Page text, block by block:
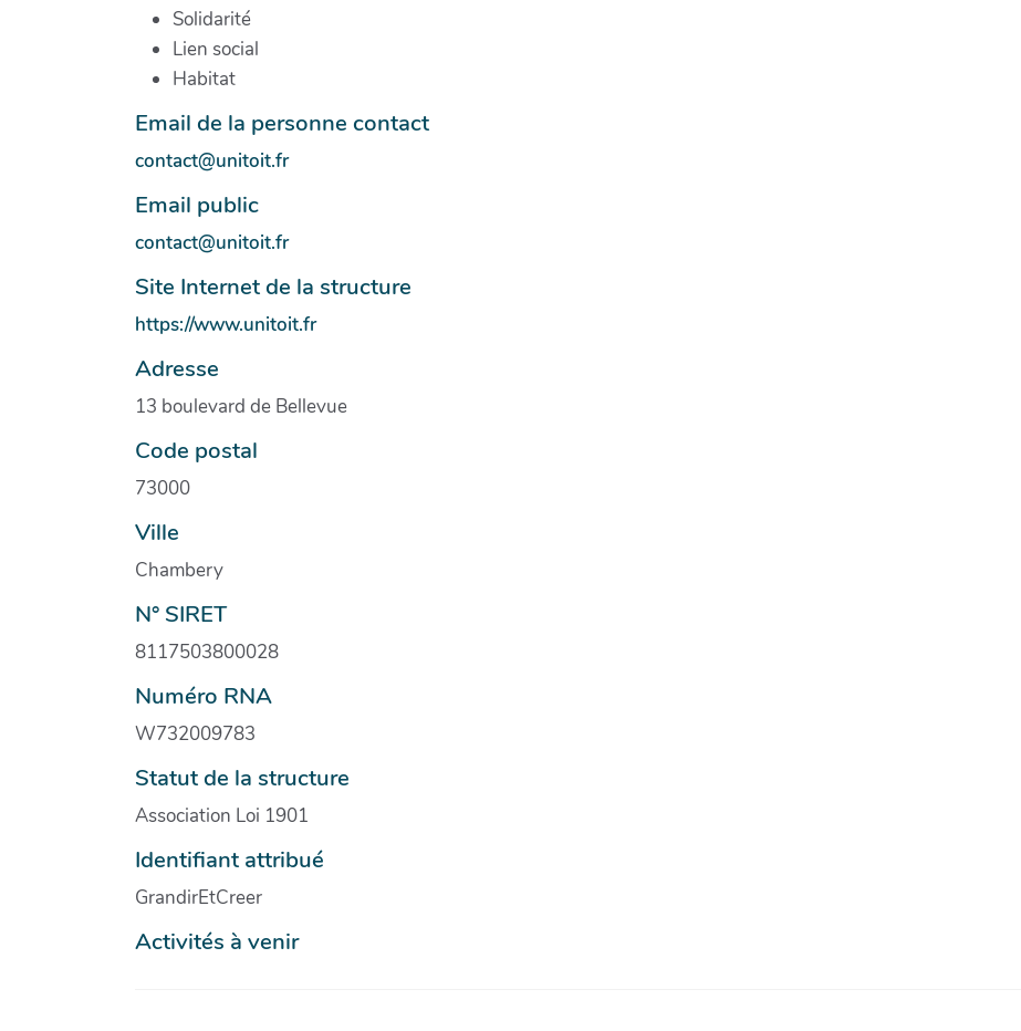
Solidarité
Lien social
Habitat
Email de la personne contact
contact@unitoit.fr
Email public
contact@unitoit.fr
Site Internet de la structure
https://www.unitoit.fr
Adresse
13 boulevard de Bellevue
Code postal
73000
Ville
Chambery
N° SIRET
8117503800028
Numéro RNA
W732009783
Statut de la structure
Association Loi 1901
Identifiant attribué
GrandirEtCreer
Activités à venir